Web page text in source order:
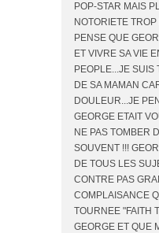
POP-STAR MAIS
NOTORIETE
PENSE QUE
ET VIVRE SA VIE
PEOPLE...JE
DE SA MAMAN
DOULEUR...JE
GEORGE ETAIT
NE PAS TOMBER
SOUVENT !!!
DE TOUS LES
CONTRE PAS
COMPLAISANCE
TOURNEE "FAITH
GEORGE ET QUE